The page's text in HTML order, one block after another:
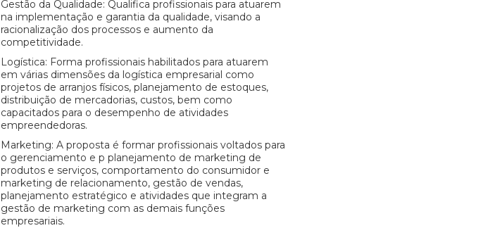
Gestão da Qualidade: Qualifica profissionais para atuarem
na implementação e garantia da qualidade, visando a
racionalização dos processos e aumento da
competitividade.
Logística: Forma profissionais habilitados para atuarem
em várias dimensões da logística empresarial como
projetos de arranjos físicos, planejamento de estoques,
distribuição de mercadorias, custos, bem como
capacitados para o desempenho de atividades
empreendedoras.
Marketing: A proposta é formar profissionais voltados para
o gerenciamento e p planejamento de marketing de
produtos e serviços, comportamento do consumidor e
marketing de relacionamento, gestão de vendas,
planejamento estratégico e atividades que integram a
gestão de marketing com as demais funções
empresariais.